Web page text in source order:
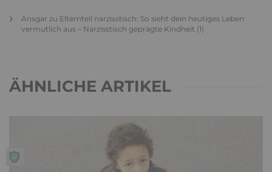
Ansgar zu Elternteil narzisstisch: So sieht dein heutiges Leben
vermutlich aus – Narzisstisch geprägte Kindheit (1)
ÄHNLICHE ARTIKEL